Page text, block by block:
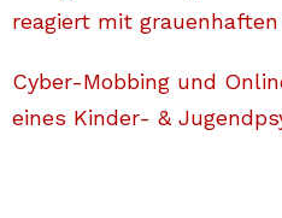
reagiert mit
Cyber-Mobbing und
eines Kinder- &